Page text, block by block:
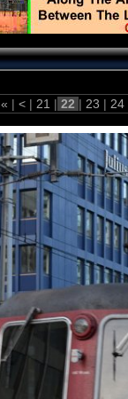
« | < | 21 | 22 | 23 | 24